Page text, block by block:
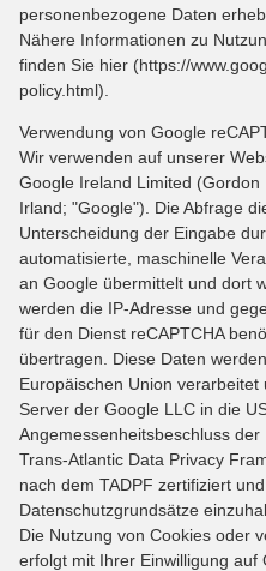
personenbezogene Daten
Nähere Informationen zu
finden Sie hier (https://
policy.html).
Verwendung von Google
Wir verwenden auf unserer
Google Ireland Limited (Gordon
Irland; "Google"). Die Abfrage
Unterscheidung der Eingabe
automatisierte, maschinelle
an Google übermittelt und dort
werden die IP-Adresse und
für den Dienst reCAPTCHA
übertragen. Diese Daten
Europäischen Union
Server der Google LLC in die
Angemessenheitsbeschluss
Trans-Atlantic Data Privacy
nach dem TADPF zertifiziert
Datenschutzgrundsätze
Die Nutzung von Cookies oder
erfolgt mit Ihrer Einwilligung auf